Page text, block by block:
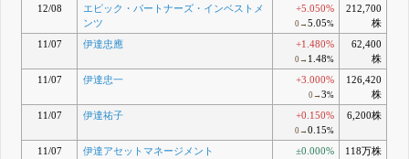
12/08
エピック・パートナーズ・インベストメ
ンツ
+5.050%
0→ 5.05%
212,700
株
11/07
伊達忠應 +1.480%
0→ 1.48%
62,400
株
11/07
伊達忠一 +3.000%
0→ 3%
126,420
株
11/07
伊達祐子 +0.150%
0→ 0.15%
6,200株
11/07 伊達アセットマネージメント
±0.000%
118万株